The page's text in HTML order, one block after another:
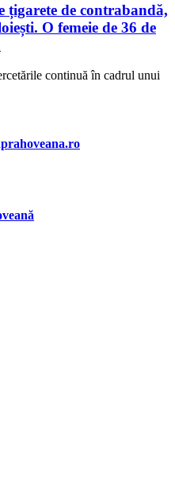
țigarete de contrabandă,
O femeie de 36 de
continuă în cadrul unui